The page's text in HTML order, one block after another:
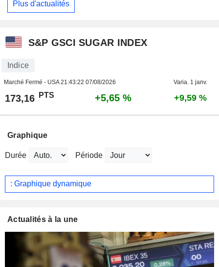
Plus d'actualités
S&P GSCI SUGAR INDEX
Indice
Marché Fermé - USA21:43:22 07/08/2026 Varia. 1 janv.
173,16 PTS +5,65 % +9,59 %
Graphique
Durée Période
: Graphique dynamique
Actualités à la une